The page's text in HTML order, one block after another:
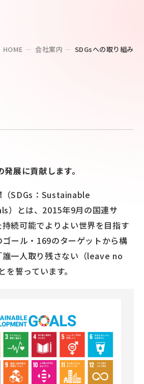
HOME 会社案内 SDGsへの取り組み
展に貢献します。
（SDGs：Sustainable
）とは、2015年9月の国連サ
続可能でよりよい世界を目指す
ール・169のターゲットから構
誰一人取り残さない（leave no
誓っています。